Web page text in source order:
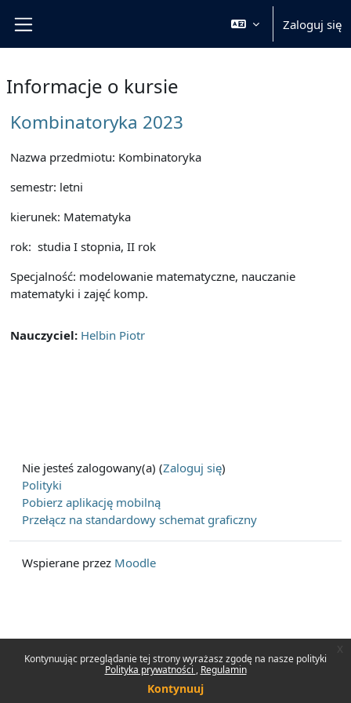
Kontynuując przeglądanie tej strony wyrażasz zgodę na nasze polityki
Polityka prywatności
Regulamin
Kontynuuj
Zaloguj się
Informacje o kursie
Kombinatoryka 2023
Nazwa przedmiotu: Kombinatoryka
semestr: letni
kierunek: Matematyka
rok: studia I stopnia, II rok
Specjalność: modelowanie matematyczne, nauczanie
matematyki i zajęć komp.
Nauczyciel: Helbin Piotr
Nie jesteś zalogowany(a) (Zaloguj się)
Polityki
Pobierz aplikację mobilną
Przełącz na standardowy schemat graficzny
Wspierane przez Moodle